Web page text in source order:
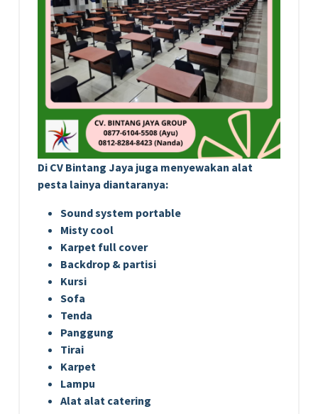
Di CV Bintang Jaya juga menyewakan alat
pesta lainya diantaranya:
Sound system portable
Misty cool
Karpet full cover
Backdrop & partisi
Kursi
Sofa
Tenda
Panggung
Tirai
Karpet
Lampu
Alat alat catering